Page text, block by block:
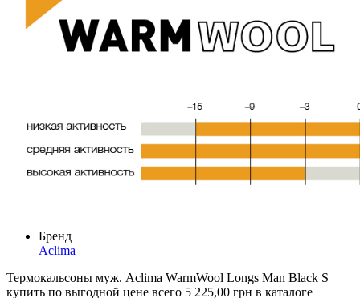
Бренд
Aclima
Термокальсоны муж. Aclima WarmWool Longs Man Black S
купить по выгодной цене всего 5 225,00 грн в каталоге